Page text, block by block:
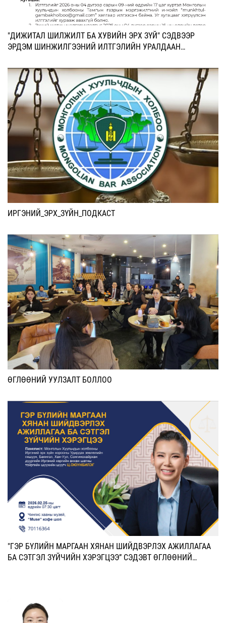
​"ДИЖИТАЛ ШИЛЖИЛТ БА ХУВИЙН ЭРХ ЗҮЙ" СЭДВЭЭР
ЭРДЭМ ШИНЖИЛГЭЭНИЙ ИЛТГЭЛИЙН УРАЛДААН
ИРГЭНИЙ_ЭРХ_ЗҮЙН_ПОДКАСТ
ӨГЛӨӨНИЙ УУЛЗАЛТ БОЛЛОО
"ГЭР БҮЛИЙН МАРГААН ХЯНАН ШИЙДВЭРЛЭХ АЖИЛЛАГАА
БА СЭТГЭЛ ЗҮЙЧИЙН ХЭРЭГЦЭЭ” СЭДЭВТ ӨГЛӨӨНИЙ